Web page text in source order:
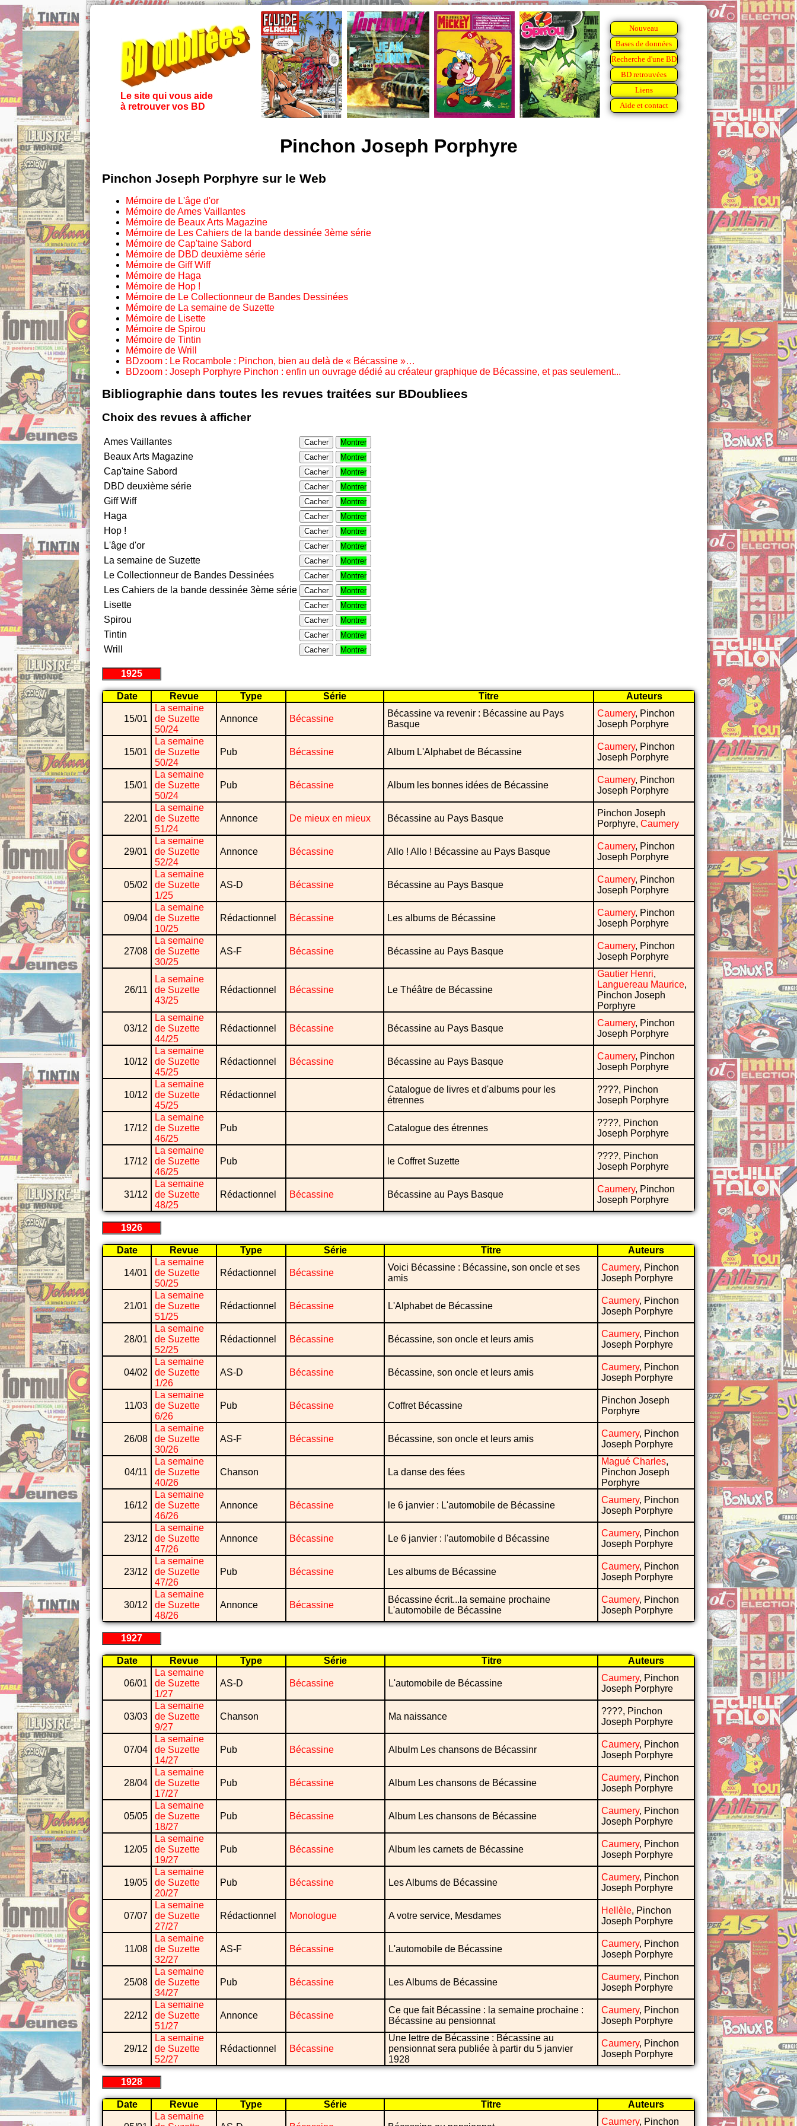
Le site qui vous aide
à retrouver vos BD
Nouveau
Bases de données
Recherche d'une BD
BD retrouvées
Liens
Aide et contact
Pinchon Joseph Porphyre
Pinchon Joseph Porphyre sur le Web
Mémoire de L'âge d'or
Mémoire de Ames Vaillantes
Mémoire de Beaux Arts Magazine
Mémoire de Les Cahiers de la bande dessinée 3ème série
Mémoire de Cap'taine Sabord
Mémoire de DBD deuxième série
Mémoire de Giff Wiff
Mémoire de Haga
Mémoire de Hop !
Mémoire de Le Collectionneur de Bandes Dessinées
Mémoire de La semaine de Suzette
Mémoire de Lisette
Mémoire de Spirou
Mémoire de Tintin
Mémoire de Wrill
BDzoom : Le Rocambole : Pinchon, bien au delà de « Bécassine »…
BDzoom : Joseph Porphyre Pinchon : enfin un ouvrage dédié au créateur graphique de Bécassine, et pas seulement...
Bibliographie dans toutes les revues traitées sur BDoubliees
Choix des revues à afficher
Ames Vaillantes Cacher Montrer
Beaux Arts Magazine Cacher Montrer
Cap'taine Sabord Cacher Montrer
DBD deuxième série Cacher Montrer
Giff Wiff Cacher Montrer
Haga Cacher Montrer
Hop ! Cacher Montrer
L'âge d'or Cacher Montrer
La semaine de Suzette Cacher Montrer
Le Collectionneur de Bandes Dessinées Cacher Montrer
Les Cahiers de la bande dessinée 3ème série Cacher Montrer
Lisette Cacher Montrer
Spirou Cacher Montrer
Tintin Cacher Montrer
Wrill Cacher Montrer
1925
Date Revue Type Série Titre Auteurs
15/01
La semaine
de Suzette
50/24
Annonce Bécassine
Bécassine va revenir : Bécassine au Pays
Basque
Caumery, Pinchon
Joseph Porphyre
15/01
La semaine
de Suzette
50/24
Pub Bécassine Album L'Alphabet de Bécassine
Caumery, Pinchon
Joseph Porphyre
15/01
La semaine
de Suzette
50/24
Pub Bécassine Album les bonnes idées de Bécassine
Caumery, Pinchon
Joseph Porphyre
22/01
La semaine
de Suzette
51/24
Annonce De mieux en mieux Bécassine au Pays Basque
Pinchon Joseph
Porphyre, Caumery
29/01
La semaine
de Suzette
52/24
Annonce Bécassine Allo ! Allo ! Bécassine au Pays Basque
Caumery, Pinchon
Joseph Porphyre
05/02
La semaine
de Suzette
1/25
AS-D Bécassine Bécassine au Pays Basque
Caumery, Pinchon
Joseph Porphyre
09/04
La semaine
de Suzette
10/25
Rédactionnel Bécassine Les albums de Bécassine
Caumery, Pinchon
Joseph Porphyre
27/08
La semaine
de Suzette
30/25
AS-F Bécassine Bécassine au Pays Basque
Caumery, Pinchon
Joseph Porphyre
26/11
La semaine
de Suzette
43/25
Rédactionnel Bécassine Le Théâtre de Bécassine
Gautier Henri,
Languereau Maurice,
Pinchon Joseph
Porphyre
03/12
La semaine
de Suzette
44/25
Rédactionnel Bécassine Bécassine au Pays Basque
Caumery, Pinchon
Joseph Porphyre
10/12
La semaine
de Suzette
45/25
Rédactionnel Bécassine Bécassine au Pays Basque
Caumery, Pinchon
Joseph Porphyre
10/12
La semaine
de Suzette
45/25
Rédactionnel
Catalogue de livres et d'albums pour les
étrennes
????, Pinchon
Joseph Porphyre
17/12
La semaine
de Suzette
46/25
Pub Catalogue des étrennes
????, Pinchon
Joseph Porphyre
17/12
La semaine
de Suzette
46/25
Pub le Coffret Suzette
????, Pinchon
Joseph Porphyre
31/12
La semaine
de Suzette
48/25
Rédactionnel Bécassine Bécassine au Pays Basque
Caumery, Pinchon
Joseph Porphyre
1926
Date Revue Type Série Titre Auteurs
14/01
La semaine
de Suzette
50/25
Rédactionnel Bécassine
Voici Bécassine : Bécassine, son oncle et ses
amis
Caumery, Pinchon
Joseph Porphyre
21/01
La semaine
de Suzette
51/25
Rédactionnel Bécassine L'Alphabet de Bécassine
Caumery, Pinchon
Joseph Porphyre
28/01
La semaine
de Suzette
52/25
Rédactionnel Bécassine Bécassine, son oncle et leurs amis
Caumery, Pinchon
Joseph Porphyre
04/02
La semaine
de Suzette
1/26
AS-D Bécassine Bécassine, son oncle et leurs amis
Caumery, Pinchon
Joseph Porphyre
11/03
La semaine
de Suzette
6/26
Pub Bécassine Coffret Bécassine
Pinchon Joseph
Porphyre
26/08
La semaine
de Suzette
30/26
AS-F Bécassine Bécassine, son oncle et leurs amis
Caumery, Pinchon
Joseph Porphyre
04/11
La semaine
de Suzette
40/26
Chanson La danse des fées
Magué Charles,
Pinchon Joseph
Porphyre
16/12
La semaine
de Suzette
46/26
Annonce Bécassine le 6 janvier : L'automobile de Bécassine
Caumery, Pinchon
Joseph Porphyre
23/12
La semaine
de Suzette
47/26
Annonce Bécassine Le 6 janvier : l'automobile d Bécassine
Caumery, Pinchon
Joseph Porphyre
23/12
La semaine
de Suzette
47/26
Pub Bécassine Les albums de Bécassine
Caumery, Pinchon
Joseph Porphyre
30/12
La semaine
de Suzette
48/26
Annonce Bécassine
Bécassine écrit...la semaine prochaine
L'automobile de Bécassine
Caumery, Pinchon
Joseph Porphyre
1927
Date Revue Type Série Titre Auteurs
06/01
La semaine
de Suzette
1/27
AS-D Bécassine L'automobile de Bécassine
Caumery, Pinchon
Joseph Porphyre
03/03
La semaine
de Suzette
9/27
Chanson Ma naissance
????, Pinchon
Joseph Porphyre
07/04
La semaine
de Suzette
14/27
Pub Bécassine Albulm Les chansons de Bécassinr
Caumery, Pinchon
Joseph Porphyre
28/04
La semaine
de Suzette
17/27
Pub Bécassine Album Les chansons de Bécassine
Caumery, Pinchon
Joseph Porphyre
05/05
La semaine
de Suzette
18/27
Pub Bécassine Album Les chansons de Bécassine
Caumery, Pinchon
Joseph Porphyre
12/05
La semaine
de Suzette
19/27
Pub Bécassine Album les carnets de Bécassine
Caumery, Pinchon
Joseph Porphyre
19/05
La semaine
de Suzette
20/27
Pub Bécassine Les Albums de Bécassine
Caumery, Pinchon
Joseph Porphyre
07/07
La semaine
de Suzette
27/27
Rédactionnel Monologue A votre service, Mesdames
Hellèle, Pinchon
Joseph Porphyre
11/08
La semaine
de Suzette
32/27
AS-F Bécassine L'automobile de Bécassine
Caumery, Pinchon
Joseph Porphyre
25/08
La semaine
de Suzette
34/27
Pub Bécassine Les Albums de Bécassine
Caumery, Pinchon
Joseph Porphyre
22/12
La semaine
de Suzette
51/27
Annonce Bécassine
Ce que fait Bécassine : la semaine prochaine :
Bécassine au pensionnat
Caumery, Pinchon
Joseph Porphyre
29/12
La semaine
de Suzette
52/27
Rédactionnel Bécassine
Une lettre de Bécassine : Bécassine au
pensionnat sera publiée à partir du 5 janvier
1928
Caumery, Pinchon
Joseph Porphyre
1928
Date Revue Type Série Titre Auteurs
La semaine
Caumery, Pinchon